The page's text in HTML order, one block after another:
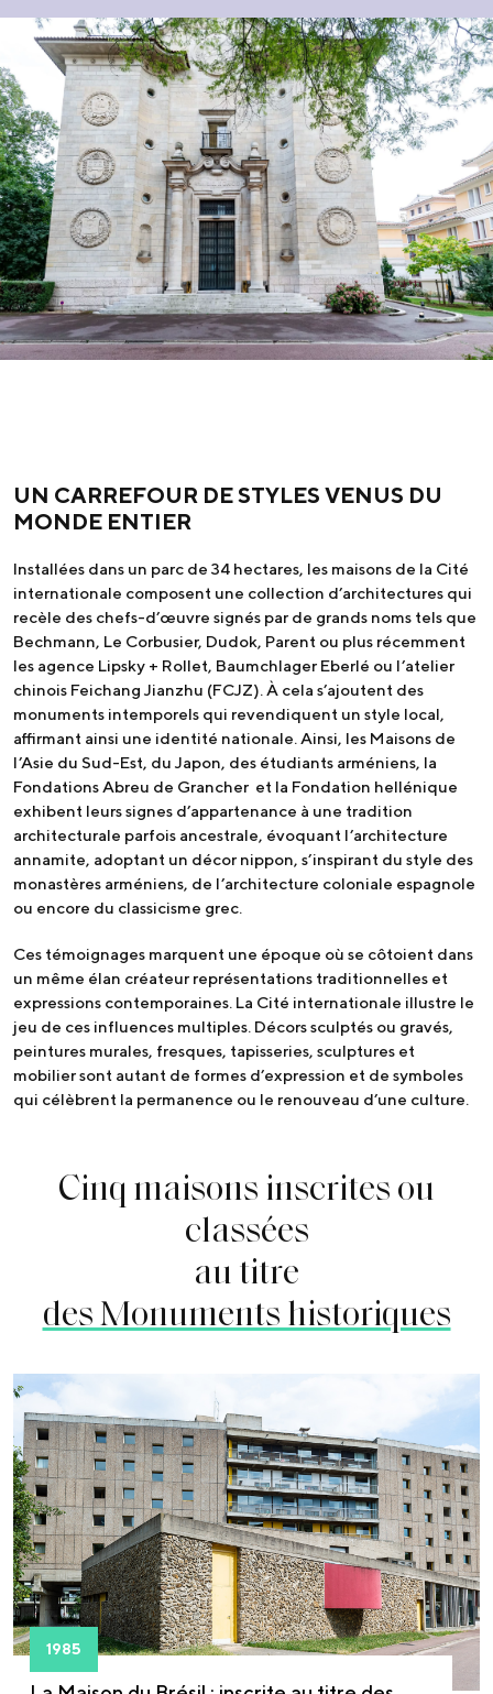
UN CARREFOUR DE STYLES VENUS DU
MONDE ENTIER
Installées dans un parc de 34 hectares, les maisons de la Cité
internationale composent une collection d’architectures qui
recèle des chefs-d’œuvre signés par de grands noms tels que
Bechmann, Le Corbusier, Dudok, Parent ou plus récemment
les agence Lipsky + Rollet, Baumchlager Eberlé ou l’atelier
chinois Feichang Jianzhu (FCJZ). À cela s’ajoutent des
monuments intemporels qui revendiquent un style local,
affirmant ainsi une identité nationale. Ainsi, les Maisons de
l’Asie du Sud-Est, du Japon, des étudiants arméniens, la
Fondations Abreu de Grancher et la Fondation hellénique
exhibent leurs signes d’appartenance à une tradition
architecturale parfois ancestrale, évoquant l’architecture
annamite, adoptant un décor nippon, s’inspirant du style des
monastères arméniens, de l’architecture coloniale espagnole
ou encore du classicisme grec.
Ces témoignages marquent une époque où se côtoient dans
un même élan créateur représentations traditionnelles et
expressions contemporaines. La Cité internationale illustre le
jeu de ces influences multiples. Décors sculptés ou gravés,
peintures murales, fresques, tapisseries, sculptures et
mobilier sont autant de formes d’expression et de symboles
qui célèbrent la permanence ou le renouveau d’une culture.
Cinq maisons inscrites ou
classées
au titre
des Monuments historiques
1985